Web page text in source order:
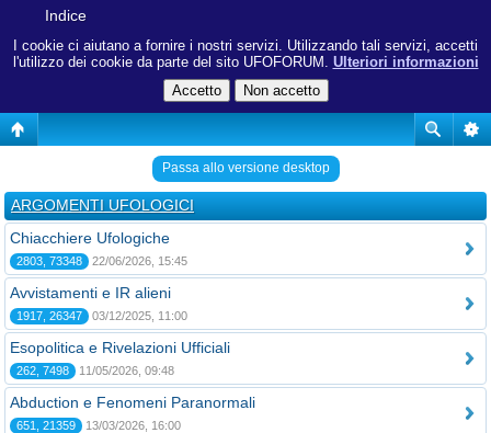
I cookie ci aiutano a fornire i nostri servizi. Utilizzando tali servizi, accetti
l'utilizzo dei cookie da parte del sito UFOFORUM. Ulteriori informazioni
Indice
Passa allo versione desktop
ARGOMENTI UFOLOGICI
Chiacchiere Ufologiche
2803, 73348 22/06/2026, 15:45
Avvistamenti e IR alieni
1917, 26347 03/12/2025, 11:00
Esopolitica e Rivelazioni Ufficiali
262, 7498 11/05/2026, 09:48
Abduction e Fenomeni Paranormali
651, 21359 13/03/2026, 16:00